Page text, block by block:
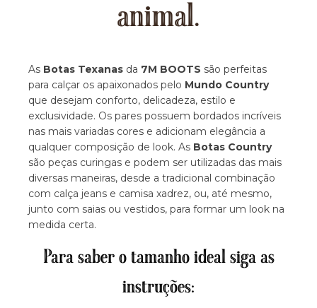
animal.
As Botas Texanas da 7M BOOTS são perfeitas
para calçar os apaixonados pelo Mundo Country
que desejam conforto, delicadeza, estilo e
exclusividade. Os pares possuem bordados incríveis
nas mais variadas cores e adicionam elegância a
qualquer composição de look. As Botas Country
são peças curingas e podem ser utilizadas das mais
diversas maneiras, desde a tradicional combinação
com calça jeans e camisa xadrez, ou, até mesmo,
junto com saias ou vestidos, para formar um look na
medida certa.
Para saber o tamanho ideal siga as
instruções: